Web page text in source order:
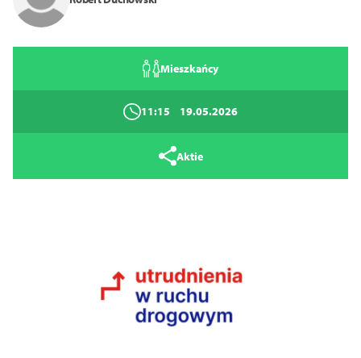
Mieszkańcy
11:15 19.05.2026
Aktie